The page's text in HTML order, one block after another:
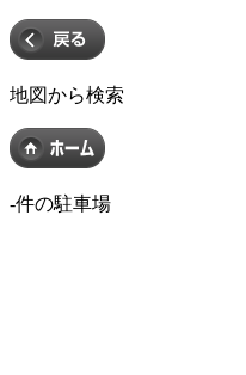
地図から検索
-件の駐車場